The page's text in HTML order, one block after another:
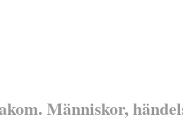
Människor,